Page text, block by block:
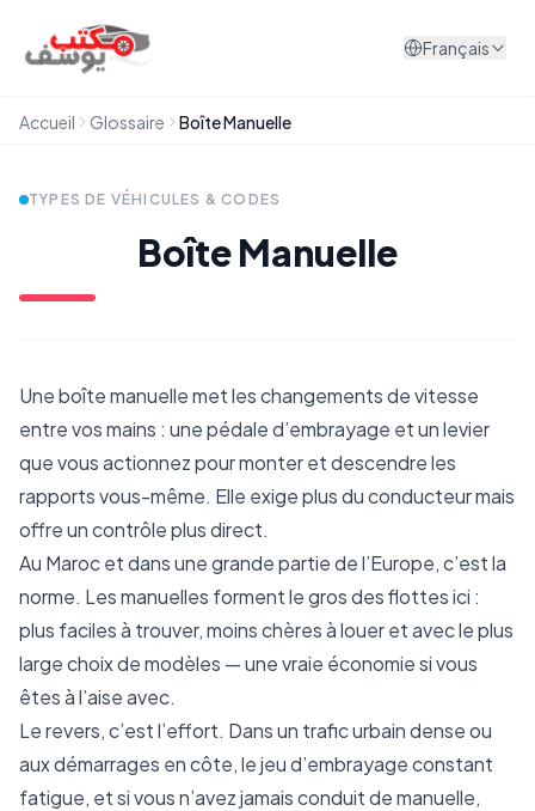
Français
Accueil Glossaire Boîte Manuelle
TYPES DE VÉHICULES & CODES
Boîte Manuelle
Une boîte manuelle met les changements de vitesse
entre vos mains : une pédale d’embrayage et un levier
que vous actionnez pour monter et descendre les
rapports vous-même. Elle exige plus du conducteur mais
offre un contrôle plus direct.
Au Maroc et dans une grande partie de l’Europe, c’est la
norme. Les manuelles forment le gros des flottes ici :
plus faciles à trouver, moins chères à louer et avec le plus
large choix de modèles — une vraie économie si vous
êtes à l’aise avec.
Le revers, c’est l’effort. Dans un trafic urbain dense ou
aux démarrages en côte, le jeu d’embrayage constant
fatigue, et si vous n’avez jamais conduit de manuelle,